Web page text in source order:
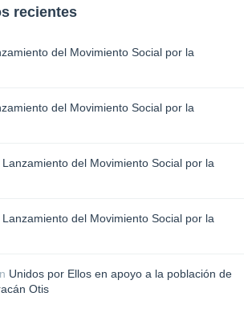
recientes
del Movimiento Social por la
del Movimiento Social por la
Lanzamiento del Movimiento Social por la
Lanzamiento del Movimiento Social por la
Unidos por Ellos en apoyo a la población de
Otis